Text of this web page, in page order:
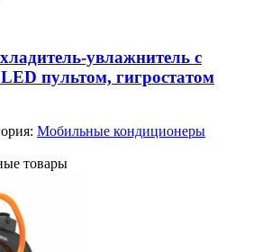
увлажнитель с
пультом, гигростатом
Мобильные кондиционеры
товары